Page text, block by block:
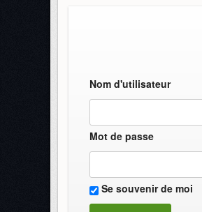
Nom d'utilisateur
Mot de passe
Se souvenir de moi